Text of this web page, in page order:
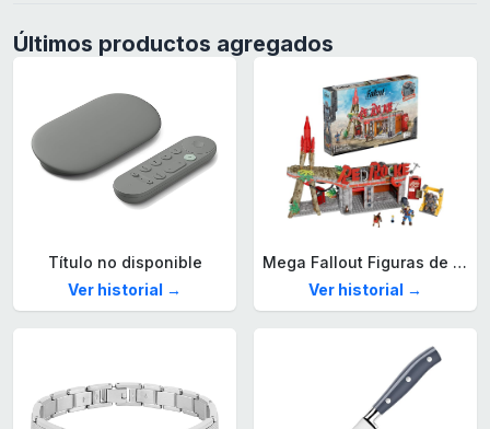
Últimos productos agregados
Título no disponible
Ver historial →
Mega Fallout Figuras de acción y Juguetes de construcción, Parada de Camiones Red Rocket con 824 Piezas, 2 Personajes articulados y Accesorios, para coleccionistas, HXT00
Ver historial →